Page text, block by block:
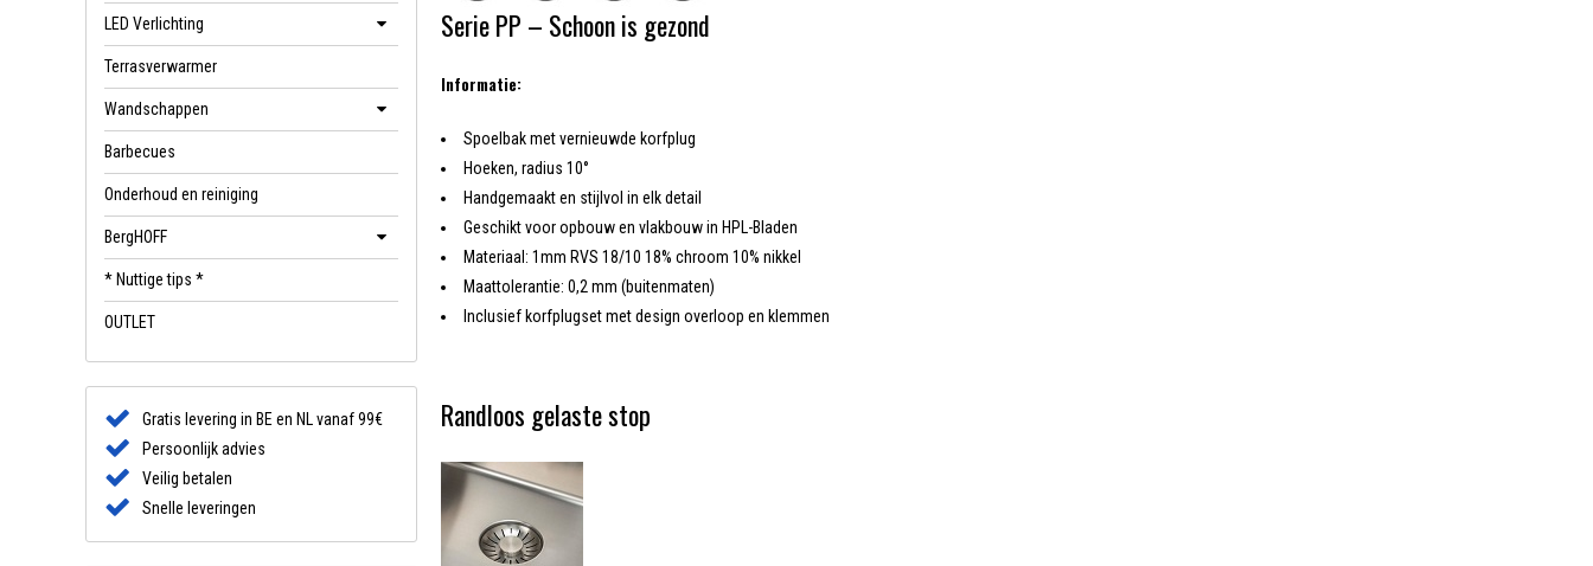
Serie PP – Schoon is gezond
Informatie:
Spoelbak met vernieuwde korfplug
Hoeken, radius 10°
Handgemaakt en stijlvol in elk detail
Geschikt voor opbouw en vlakbouw in HPL-Bladen
Materiaal: 1mm RVS 18/10 18% chroom 10% nikkel
Maattolerantie: 0,2 mm (buitenmaten)
Inclusief korfplugset met design overloop en klemmen
Randloos gelaste stop
LED Verlichting
Terrasverwarmer
Wandschappen
Barbecues
Onderhoud en reiniging
BergHOFF
* Nuttige tips *
OUTLET
Gratis levering in BE en NL vanaf 99€
Persoonlijk advies
Veilig betalen
Snelle leveringen